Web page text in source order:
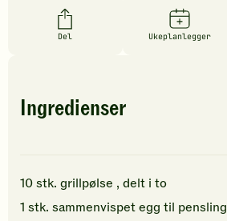
Del Ukeplanlegger
Ingredienser
10stk. grillpølse , delt i to
1 stk. sammenvispetegg til pensling